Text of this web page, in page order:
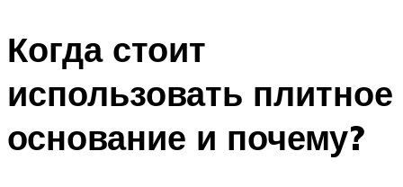
Когда стоит
использовать плитное
основание и почему?